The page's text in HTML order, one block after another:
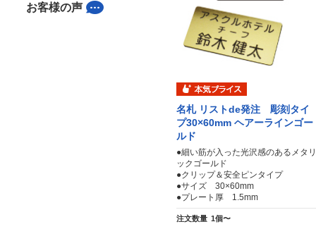
名札 リストde発注 彫刻タイ
プ30×60mm ヘアーラインゴー
ルド
●細い筋が入った光沢感のあるメタリ
ックゴールド
●クリップ＆安全ピンタイプ
●サイズ 30×60mm
●プレート厚 1.5mm
注文数量 1個〜
お客様の声